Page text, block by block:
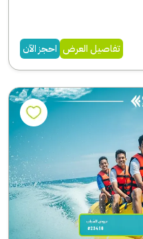
تفاصيل العرض احجز الآن